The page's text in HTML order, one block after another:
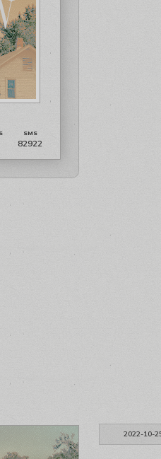
82922
2022-10-